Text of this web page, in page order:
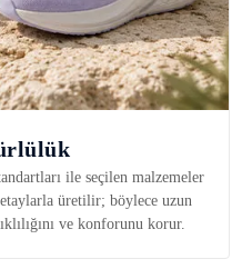
ile seçilen malzemeler
üretilir; böylece uzun
ve konforunu korur.